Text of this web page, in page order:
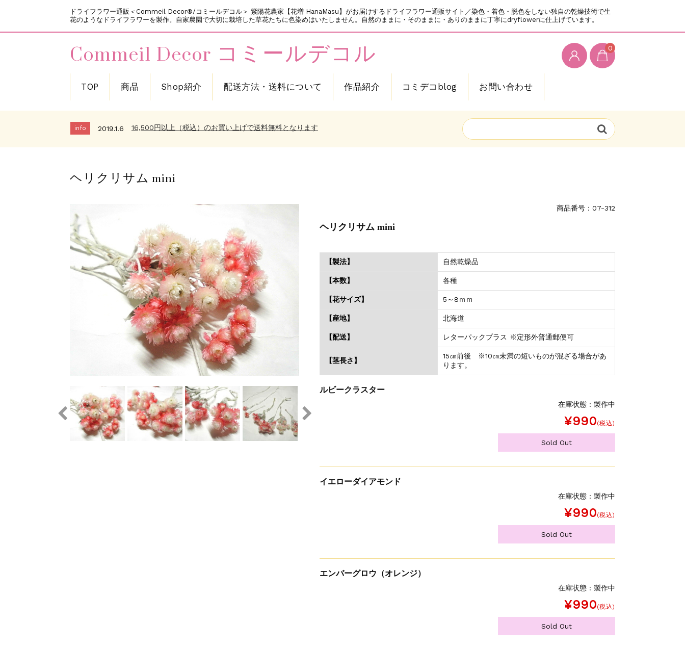
ドライフラワー通販＜Commeil Decor®/コミールデコル＞ 紫陽花農家【花増 HanaMasu】がお届けするドライフラワー通販サイト／染色・着色・脱色をしない独自の乾燥技術で生
花のようなドライフラワーを製作。自家農園で大切に栽培した草花たちに色染めはいたしません。自然のままに・そのままに・ありのままに丁寧にdryflowerに仕上げています。
Commeil Decor コミールデコル 0
TOP 商品 Shop紹介 配送方法・送料について 作品紹介 コミデコblog お問い合わせ
2018.12.11 新規会員登録で200ポイントプレゼント中！
info 2019.1.6 16,500円以上（税込）のお買い上げで送料無料となります
info 2019.1.6 16,500円以上（税込）のお買い上げで送料無料となります
ヘリクリサム mini
商品番号：07-312
ヘリクリサム mini
【製法】 自然乾燥品
【本数】 各種
【花サイズ】 5～8ｍｍ
【産地】 北海道
【配送】 レターパックプラス ※定形外普通郵便可
【茎長さ】
15㎝前後 ※10㎝未満の短いものが混ざる場合があ
ります。
ルビークラスター
在庫状態 : 製作中
¥990(税込)
Sold Out
イエローダイアモンド
在庫状態 : 製作中
¥990(税込)
Sold Out
エンバーグロウ（オレンジ）
在庫状態 : 製作中
¥990(税込)
Sold Out